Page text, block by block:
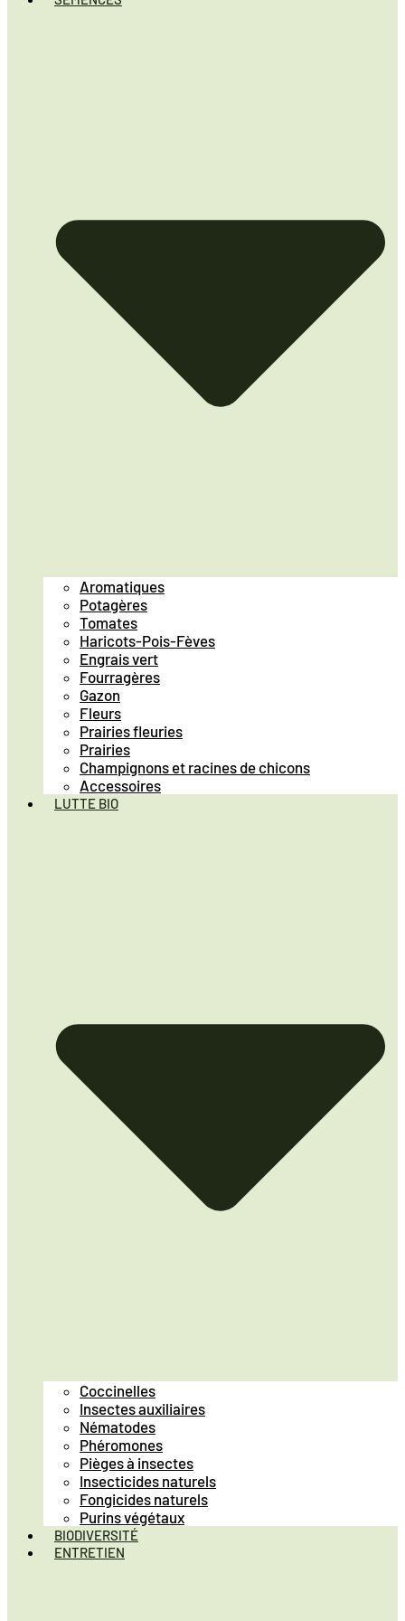
Aromatiques
Potagères
Tomates
Haricots-Pois-Fèves
Engrais vert
Fourragères
Gazon
Fleurs
Prairies fleuries
Prairies
Champignons et racines de chicons
Accessoires
LUTTE BIO
Coccinelles
Insectes auxiliaires
Nématodes
Phéromones
Pièges à insectes
Insecticides naturels
Fongicides naturels
Purins végétaux
BIODIVERSITÉ
ENTRETIEN